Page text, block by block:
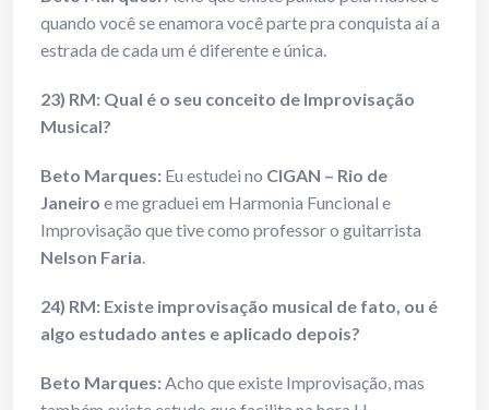
quando você se enamora você parte pra conquista aí a
estrada de cada um é diferente e única.
23) RM: Qual é o seu conceito de Improvisação
Musical?
Beto Marques: Eu estudei no CIGAN – Rio de
Janeiro e me graduei em Harmonia Funcional e
Improvisação que tive como professor o guitarrista
Nelson Faria.
24) RM: Existe improvisação musical de fato, ou é
algo estudado antes e aplicado depois?
Beto Marques:Acho que existe Improvisação, mas